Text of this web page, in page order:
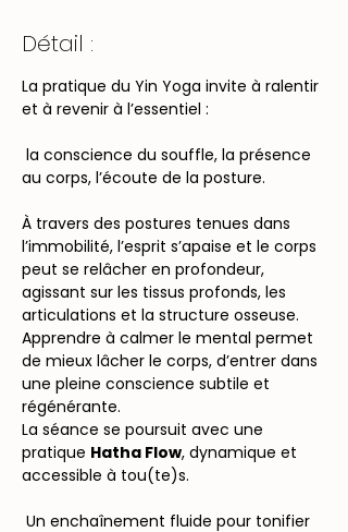
Détail :
La pratique du Yin Yoga invite à ralentir
et à revenir à l’essentiel :
au corps, l’écoute de la posture.
À travers des postures tenues dans
l’immobilité, l’esprit s’apaise et le corps
peut se relâcher en profondeur,
agissant sur les tissus profonds, les
articulations et la structure osseuse.
Apprendre à calmer le mental permet
de mieux lâcher le corps, d’entrer dans
une pleine conscience subtile et
régénérante.
La séance se poursuit avec une
pratique Hatha Flow, dynamique et
accessible à tou(te)s.